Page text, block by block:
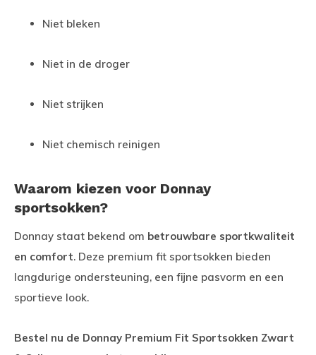
Niet bleken
Niet in de droger
Niet strijken
Niet chemisch reinigen
Waarom kiezen voor Donnay
sportsokken?
Donnay staat bekend om betrouwbare sportkwaliteit
en comfort. Deze premium fit sportsokken bieden
langdurige ondersteuning, een fijne pasvorm en een
sportieve look.
Bestel nu de Donnay Premium Fit Sportsokken Zwart